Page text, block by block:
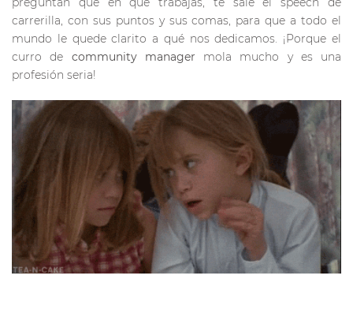
carrerilla, con sus puntos y sus comas, para que a todo el
mundo le quede clarito a qué nos dedicamos. ¡Porque el
curro de community manager mola mucho y es una
profesión seria!